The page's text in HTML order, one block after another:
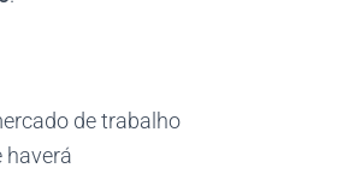
de trabalho
haverá